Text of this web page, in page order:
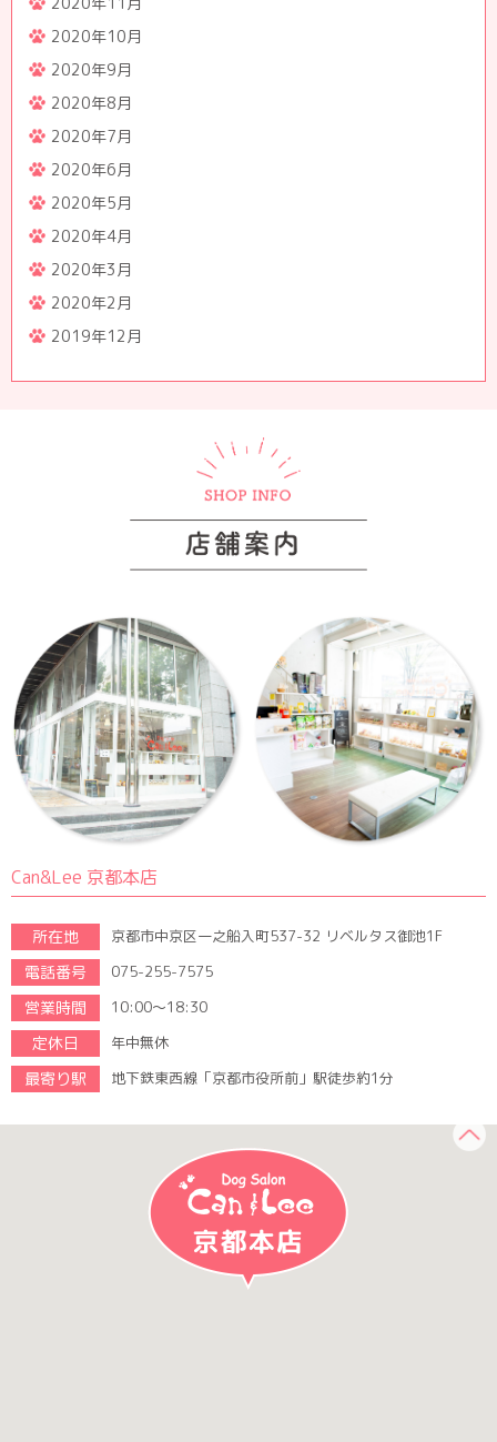
2020年10月
2020年9月
2020年8月
2020年7月
2020年6月
2020年5月
2020年4月
2020年3月
2020年2月
2019年12月
Can&Lee 京都本店
所在地 京都市中京区一之船入町537-32 リベルタス御池1F
電話番号 075-255-7575
営業時間 10:00～18:30
定休日 年中無休
最寄り駅 地下鉄東西線「京都市役所前」駅徒歩約1分